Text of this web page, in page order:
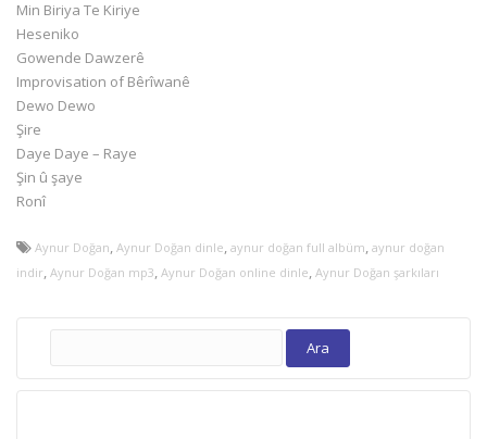
Min Biriya Te Kiriye
Heseniko
Gowende Dawzerê
Improvisation of Bêrîwanê
Dewo Dewo
Şire
Daye Daye – Raye
Şin û şaye
Ronî
Aynur Doğan, Aynur Doğan dinle, aynur doğan full albüm, aynur doğan
indir, Aynur Doğan mp3, Aynur Doğan online dinle, Aynur Doğan şarkıları
Arama: